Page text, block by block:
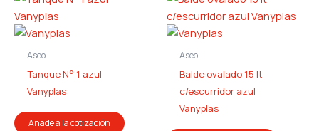
Aseo
Tanque N° 1 azul
Vanyplas
Añade a la cotización
Aseo
Balde ovalado 15 lt
c/escurridor azul
Vanyplas